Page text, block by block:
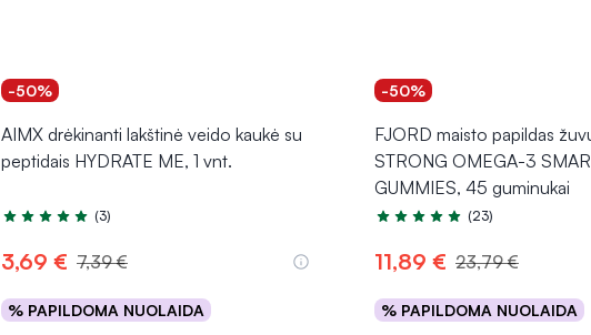
-50%
AIMX drėkinanti lakštinė veido kaukė su
peptidais HYDRATE ME, 1 vnt.
Įvertinimas 5.0 iš 5
(3)
3,69 € 7,39 €
% PAPILDOMA NUOLAIDA
Į krepšelį
-50%
FJORD maisto papildas
STRONG OMEGA-3
GUMMIES, 45 guminukai
Įvertinimas 5.0 iš 5
(23)
11,89 € 23,79 €
% PAPILDOMA NUOLAIDA
Į krepšelį